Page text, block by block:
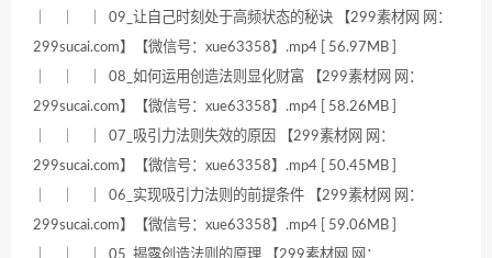
｜ ｜ ｜ 09_让自己时刻处于高频状态的秘诀 【299素材网 网：
299sucai.com】【微信号：xue63358】.mp4 [ 56.97MB ]
｜ ｜ ｜ 08_如何运用创造法则显化财富 【299素材网 网：
299sucai.com】【微信号：xue63358】.mp4 [ 58.26MB ]
｜ ｜ ｜ 07_吸引力法则失效的原因 【299素材网 网：
299sucai.com】【微信号：xue63358】.mp4 [ 50.45MB ]
｜ ｜ ｜ 06_实现吸引力法则的前提条件 【299素材网 网：
299sucai.com】【微信号：xue63358】.mp4 [ 59.06MB ]